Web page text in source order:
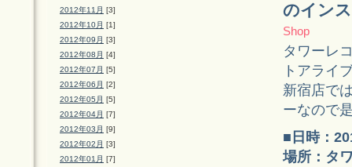
2012年11月 [3]
2012年10月 [1]
2012年09月 [3]
2012年08月 [4]
2012年07月 [5]
2012年06月 [2]
2012年05月 [5]
2012年04月 [7]
2012年03月 [9]
2012年02月 [3]
2012年01月 [7]
のイン
Shop
タワーレ
トアライ
新宿店で
ーなので
■日時：
場所：タ